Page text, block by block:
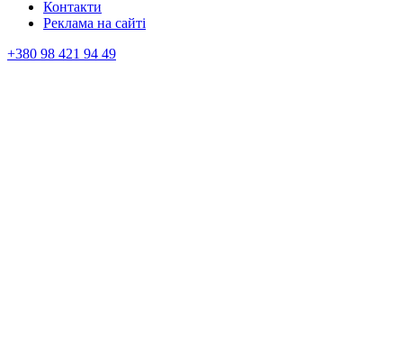
Контакти
Реклама на сайтi
+380 98 421 94 49